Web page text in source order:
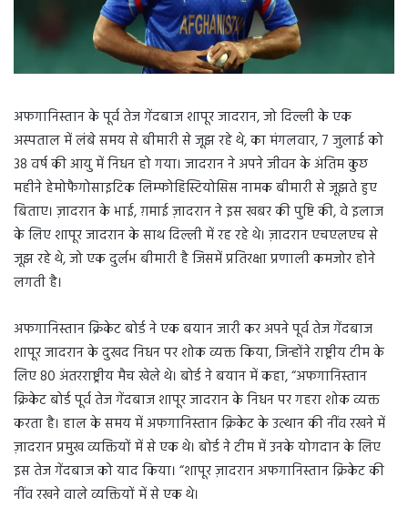
अफगानिस्तान के पूर्व तेज गेंदबाज शापूर जादरान, जो दिल्ली के एक
अस्पताल में लंबे समय से बीमारी से जूझ रहे थे, का मंगलवार, 7 जुलाई को
38 वर्ष की आयु में निधन हो गया। जादरान ने अपने जीवन के अंतिम कुछ
महीने हेमोफैगोसाइटिक लिम्फोहिस्टियोसिस नामक बीमारी से जूझते हुए
बिताए। ज़ादरान के भाई, ग़माई ज़ादरान ने इस खबर की पुष्टि की, वे इलाज
के लिए शापूर जादरान के साथ दिल्ली में रह रहे थे। ज़ादरान एचएलएच से
जूझ रहे थे, जो एक दुर्लभ बीमारी है जिसमें प्रतिरक्षा प्रणाली कमजोर होने
लगती है।
अफगानिस्तान क्रिकेट बोर्ड ने एक बयान जारी कर अपने पूर्व तेज गेंदबाज
शापूर जादरान के दुखद निधन पर शोक व्यक्त किया, जिन्होंने राष्ट्रीय टीम के
लिए 80 अंतरराष्ट्रीय मैच खेले थे। बोर्ड ने बयान में कहा, “अफगानिस्तान
क्रिकेट बोर्ड पूर्व तेज गेंदबाज शापूर जादरान के निधन पर गहरा शोक व्यक्त
करता है। हाल के समय में अफगानिस्तान क्रिकेट के उत्थान की नींव रखने में
ज़ादरान प्रमुख व्यक्तियों में से एक थे। बोर्ड ने टीम में उनके योगदान के लिए
इस तेज गेंदबाज को याद किया। “शापूर ज़ादरान अफगानिस्तान क्रिकेट की
नींव रखने वाले व्यक्तियों में से एक थे।